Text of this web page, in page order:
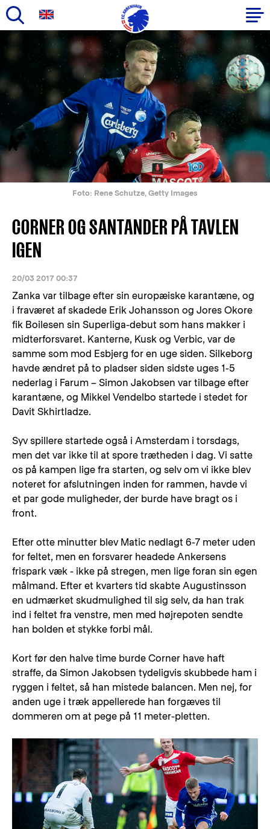
til
hovedindhold
Primær
navigation
Foto: Rene Schutze, Getty Images
CORNER OG SANTANDER PÅ TAVLEN
IGEN
20/03 2017 00:37
Zanka var tilbage efter sin europæiske karantæne, og
i fraværet af skadede Erik Johansson og Jores Okore
fik Boilesen sin Superliga-debut som hans makker i
midterforsvaret. Kanterne, Kusk og Verbic, var de
samme som mod Esbjerg for en uge siden. Silkeborg
havde ændret på to pladser siden sidste uges 1-5
nederlag i Farum – Simon Jakobsen var tilbage efter
karantæne, og Mikkel Vendelbo startede i stedet for
Davit Skhirtladze.
Syv spillere startede også i Amsterdam i torsdags,
men det var ikke til at spore trætheden i dag. Vi satte
os på kampen lige fra starten, og selv om vi ikke blev
noteret for afslutningen inden for rammen, havde vi
et par gode muligheder, der burde have bragt os i
front.
Efter otte minutter blev Matic nedlagt 6-7 meter uden
for feltet, men en forsvarer headede Ankersens
frispark væk - ikke på stregen, men lige foran sin egen
målmand. Efter et kvarters tid skabte Augustinsson
en udmærket skudmulighed til sig selv, da han trak
ind i feltet fra venstre, men med højrepoten sendte
han bolden et stykke forbi mål.
Kort før den halve time burde Corner have haft
straffe, da Simon Jakobsen tydeligvis skubbede ham i
ryggen i feltet, så han mistede balancen. Men nej, for
anden uge i træk appellerede han forgæves til
dommeren om at pege på 11 meter-pletten.